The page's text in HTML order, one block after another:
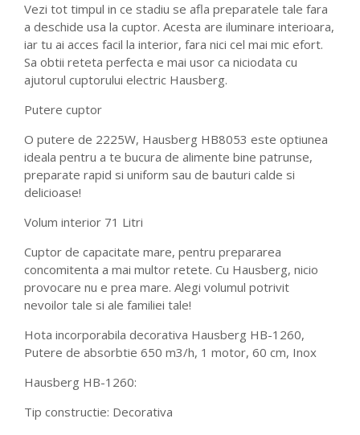
Vezi tot timpul in ce stadiu se afla preparatele tale fara
a deschide usa la cuptor. Acesta are iluminare interioara,
iar tu ai acces facil la interior, fara nici cel mai mic efort.
Sa obtii reteta perfecta e mai usor ca niciodata cu
ajutorul cuptorului electric Hausberg.
Putere cuptor
O putere de 2225W, Hausberg HB8053 este optiunea
ideala pentru a te bucura de alimente bine patrunse,
preparate rapid si uniform sau de bauturi calde si
delicioase!
Volum interior 71 Litri
Cuptor de capacitate mare, pentru prepararea
concomitenta a mai multor retete. Cu Hausberg, nicio
provocare nu e prea mare. Alegi volumul potrivit
nevoilor tale si ale familiei tale!
Hota incorporabila decorativa Hausberg HB-1260,
Putere de absorbtie 650 m3/h, 1 motor, 60 cm, Inox
Hausberg HB-1260:
Tip constructie: Decorativa